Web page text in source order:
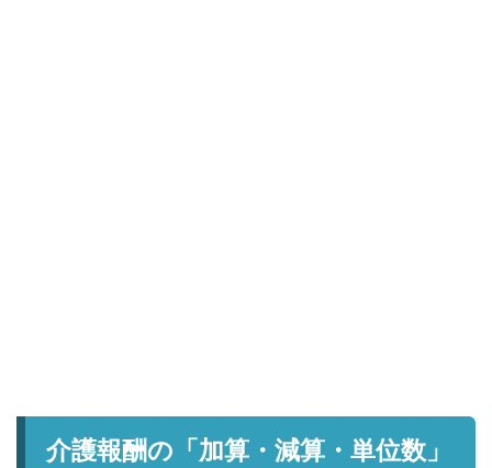
介護報酬の「加算・減算・単位数」